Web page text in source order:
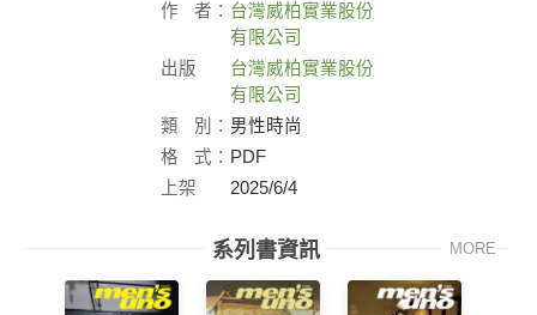
作 者： 台灣威柏實業股份
有限公司
出版
台灣威柏實業股份
有限公司
類
別： 男性時尚
格
式： PDF
上架
2025/6/4
系列書資訊 MORE